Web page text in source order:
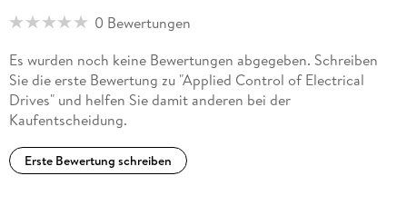
engineering firm Visual Solutions Inc.
0 Bewertungen
Es wurden noch keine Bewertungen abgegeben. Schreiben
Sie die erste Bewertung zu "Applied Control of Electrical
Drives" und helfen Sie damit anderen bei der
Kaufentscheidung.
Erste Bewertung schreiben